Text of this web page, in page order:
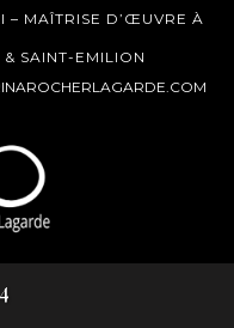
– MAÎTRISE D’ŒUVRE À
SAINT-EMILION